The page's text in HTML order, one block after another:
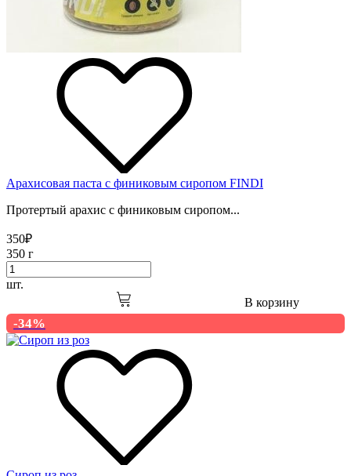
Арахисовая паста с финиковым сиропом FINDI
Протертый арахис с финиковым сиропом...
350₽
350 г
шт.
В корзину
-34%